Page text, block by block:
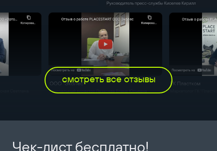
смотреть все отзывы
Чек-лист бесплатно!